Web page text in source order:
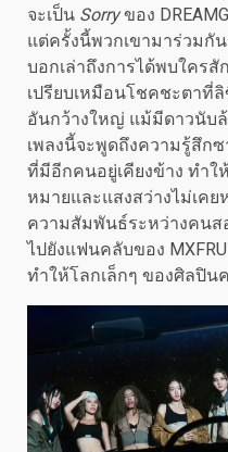
จะเป็น Sorryของ
แต่ครั้งนี้พวกเขามาร่วมกั
บอกเล่าถึงการได้พบใคร
เปรียบเหมือนโชคชะตาที่
อันกว้างใหญ่ แม้มีดาวนับ
เพลงนี้จะพูดถึงความรู้สึ
ที่มีอีกคนอยู่เคียงข้าง ทำใ
หมายและแสงสว่างไม่เคย
ความสัมพันธ์ระหว่างคนส
ไปยังแฟนคลับของ
ทำให้โลกเล็กๆ ของศิลปิ